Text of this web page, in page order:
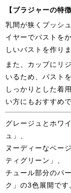
【ブラジャーの特徴
乳間が狭くプッシ
イヤーでバストを
しいバストを作りま
また、カップにリ
いるため、バスト
しっかりとした着
い方にもおすすめで
グレージュとホワ
ュ」、
ヌーディーなベー
ティグリーン」、
チュール部分のパ
ク」の3色展開です